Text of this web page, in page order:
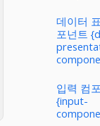
데이터
포넌트
입력 컴
{input-